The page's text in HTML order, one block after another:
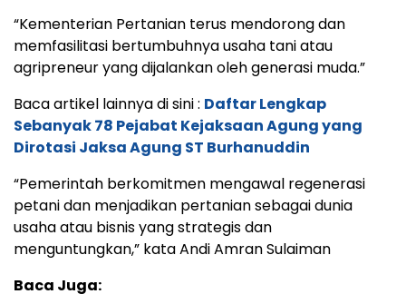
“Kementerian Pertanian terus mendorong dan
memfasilitasi bertumbuhnya usaha tani atau
agripreneur yang dijalankan oleh generasi muda.”
Baca artikel lainnya di sini : Daftar Lengkap
Sebanyak 78 Pejabat Kejaksaan Agung yang
Dirotasi Jaksa Agung ST Burhanuddin
“Pemerintah berkomitmen mengawal regenerasi
petani dan menjadikan pertanian sebagai dunia
usaha atau bisnis yang strategis dan
menguntungkan,” kata Andi Amran Sulaiman
Baca Juga: